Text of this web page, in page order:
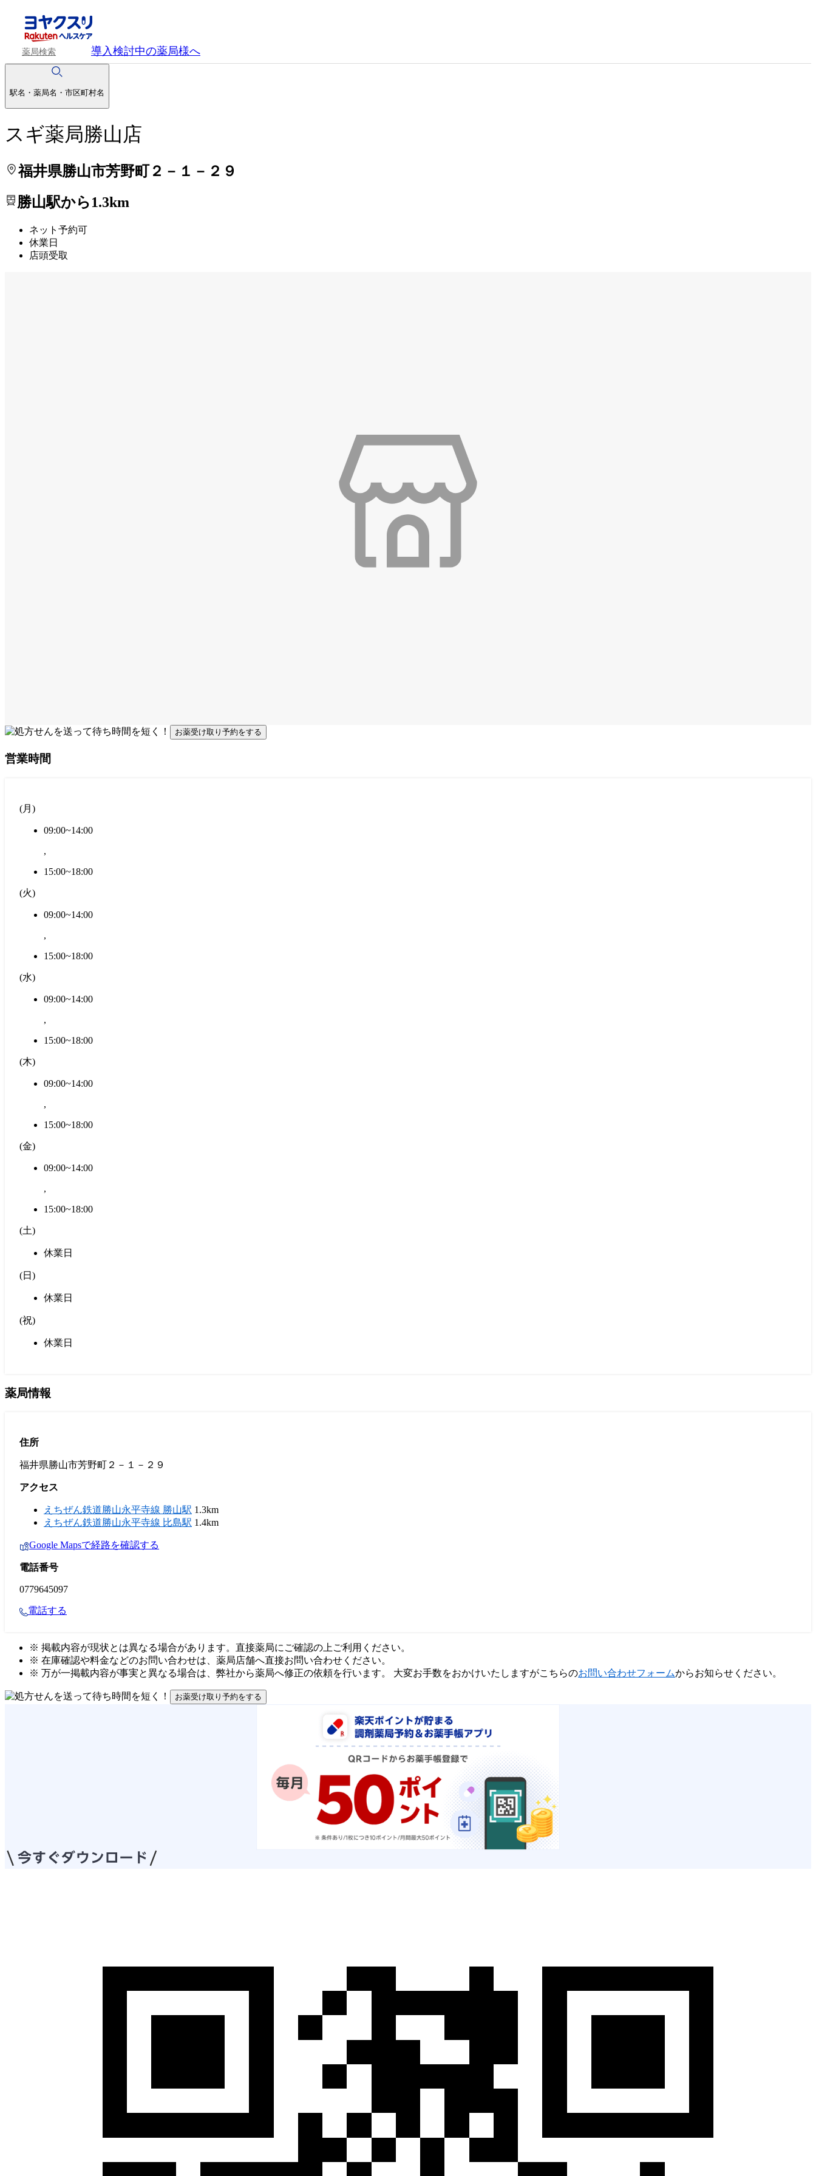
薬局検索 導入検討中の薬局様へ
駅名・薬局名・市区町村名
スギ薬局勝山店
福井県勝山市芳野町２－１－２９
勝山駅から1.3km
ネット予約可
休業日
店頭受取
処方せんを送って待ち時間を短く！
お薬受け取り予約をする
営業時間
(月 )
09:00~14:00
,
15:00~18:00
(火)
09:00~14:00
,
15:00~18:00
(水)
09:00~14:00
,
15:00~18:00
(木)
09:00~14:00
,
15:00~18:00
(金)
09:00~14:00
,
15:00~18:00
(土)
休業日
(日 )
休業日
(祝)
休業日
薬局情報
住所
福井県勝山市芳野町２－１－２９
アクセス
えちぜん鉄道勝山永平寺線 勝山駅 1.3km
えちぜん鉄道勝山永平寺線 比島駅 1.4km
Google Mapsで経路を確認する
電話番号
0779645097
電話する
※ 掲載内容が現状とは異なる場合があります。直接薬局にご確認の上ご利用ください。
※ 在庫確認や料金などのお問い合わせは、薬局店舗へ直接お問い合わせください。
※ 万が一掲載内容が事実と異なる場合は、弊社から薬局へ修正の依頼を行います。 大変お手数をおかけいたしますがこちらのお問い合わせフォームからお知らせください。
処方せんを送って待ち時間を短く！
お薬受け取り予約をする